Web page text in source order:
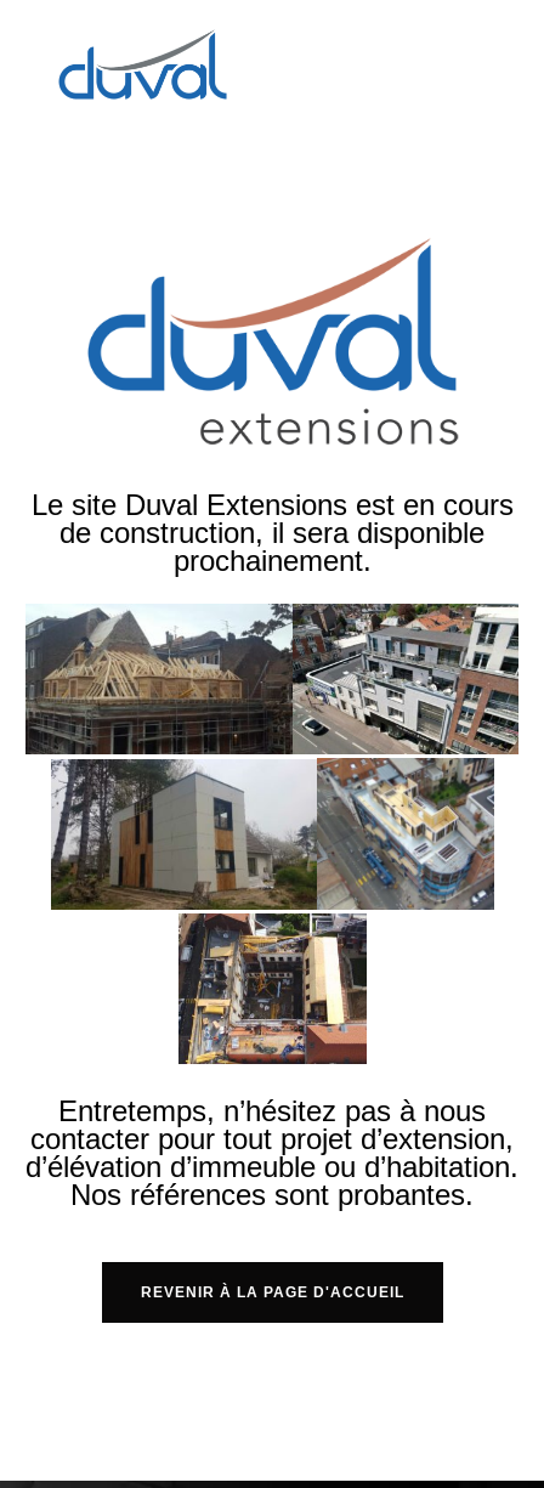
Le site Duval Extensions est en cours
de construction, il sera disponible
prochainement.
Entretemps, n’hésitez pas à nous
contacter pour tout projet d’extension,
d’élévation d’immeuble ou d’habitation.
Nos références sont probantes.
REVENIR À LA PAGE D'ACCUEIL